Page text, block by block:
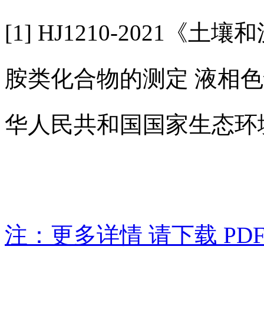
[1] HJ1210-2021《土壤
胺类化合物的测定 液相
华人民共和国国家生态
注：更多详情 请下载